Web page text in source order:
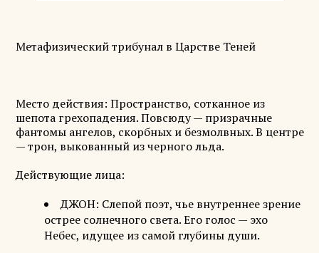
Метафизический трибунал в Царстве Теней
Место действия: Пространство, сотканное из
шепота грехопадения. Повсюду — призрачные
фантомы ангелов, скорбных и безмолвных. В центре
— трон, выкованный из черного льда.
Действующие лица:
ДЖОН: Слепой поэт, чье внутреннее зрение
острее солнечного света. Его голос — эхо
Небес, идущее из самой глубины души.